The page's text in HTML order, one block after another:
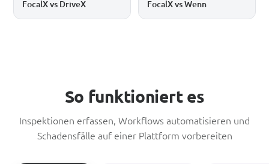
FocalX vs DriveX FocalX vs Wenn
So funktioniert es
Inspektionen erfassen, Workflows automatisieren und
Schadensfälle auf einer Plattform vorbereiten